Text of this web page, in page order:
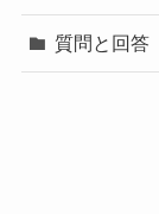
質問と回答